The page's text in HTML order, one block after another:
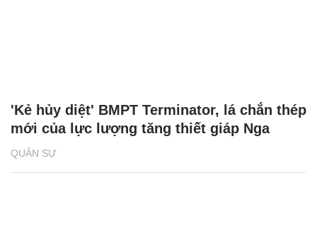
QUÂN SỰ
'Kẻ hủy diệt' BMPT Terminator, lá chắn thép
mới của lực lượng tăng thiết giáp Nga